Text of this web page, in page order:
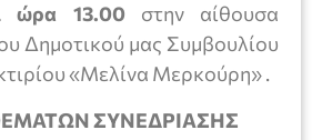
ώρα 13.00 στην αίθουσα
Δημοτικού μας Συμβουλίου
«Μελίνα Μερκούρη» .
ΣΥΝΕΔΡΙΑΣΗΣ